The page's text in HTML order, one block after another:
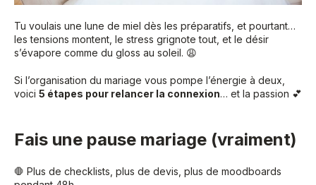
Tu voulais une lune de miel dès les préparatifs, et pourtant…
les tensions montent, le stress grignote tout, et le désir
s’évapore comme du gloss au soleil. 😩
Si l’organisation du mariage vous pompe l’énergie à deux,
voici 5 étapes pour relancer la connexion… et la passion 💕
Fais une pause mariage (vraiment)
🛑 Plus de checklists, plus de devis, plus de moodboards